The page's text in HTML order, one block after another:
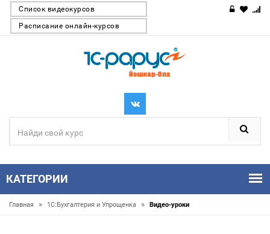
Список видеокурсов
Расписание онлайн-курсов
КАТЕГОРИИ
Главная » 1С:Бухгалтерия и Упрощенка » Видео-уроки